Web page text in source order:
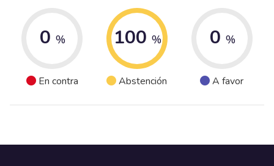
0 %
En contra
100 %
Abstención
0 %
A favor